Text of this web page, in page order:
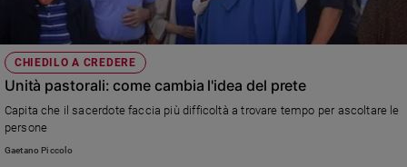
CHIEDILO A CREDERE
Unità pastorali: come cambia l'idea del prete
Capita che il sacerdote faccia più difficoltà a trovare tempo per ascoltare le
persone
Gaetano Piccolo